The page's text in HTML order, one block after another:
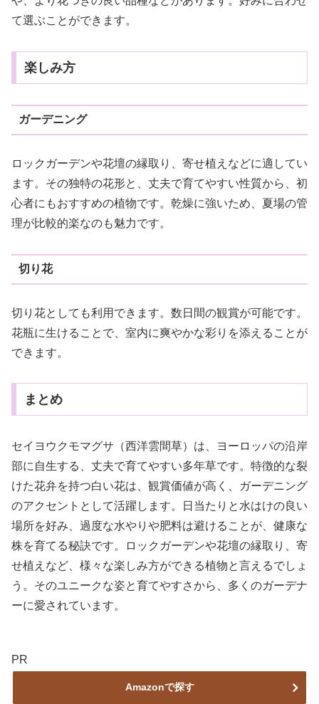
て選ぶことができます。
楽しみ方
ガーデニング
ロックガーデンや花壇の縁取り、寄せ植えなどに適してい
ます。その独特の花形と、丈夫で育てやすい性質から、初
心者にもおすすめの植物です。乾燥に強いため、夏場の管
理が比較的楽なのも魅力です。
切り花
切り花としても利用できます。数日間の観賞が可能です。
花瓶に生けることで、室内に爽やかな彩りを添えることが
できます。
まとめ
セイヨウクモマグサ（西洋雲間草）は、ヨーロッパの沿岸
部に自生する、丈夫で育てやすい多年草です。特徴的な裂
けた花弁を持つ白い花は、観賞価値が高く、ガーデニング
のアクセントとして活躍します。日当たりと水はけの良い
場所を好み、過度な水やりや肥料は避けることが、健康な
株を育てる秘訣です。ロックガーデンや花壇の縁取り、寄
せ植えなど、様々な楽しみ方ができる植物と言えるでしょ
う。そのユニークな姿と育てやすさから、多くのガーデナ
ーに愛されています。
PR
Amazonで探す